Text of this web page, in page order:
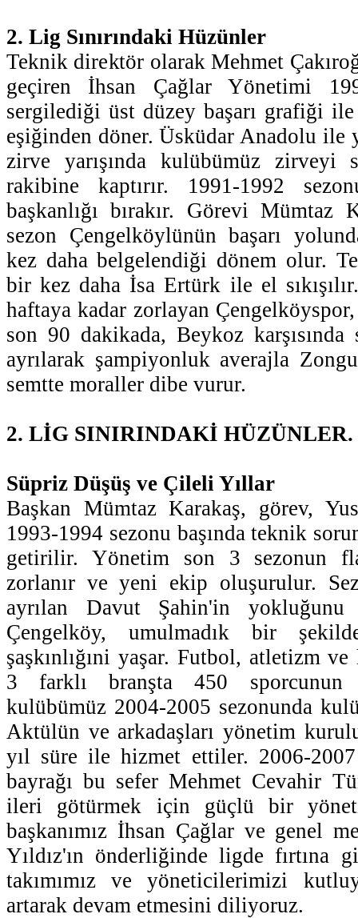
2. Lig Sınırındaki Hüzünler
Teknik direktör olarak Mehmet
geçiren İhsan Çağlar Yönetimi
sergilediği üst düzey başarı grafiği
eşiğinden döner. Üsküdar Anadolu ile
zirve yarışında kulübümüz zirveyi
rakibine kaptırır. 1991-1992
başkanlığı bırakır. Görevi Mümtaz
sezon Çengelköylünün başarı
kez daha belgelendiği dönem olur.
bir kez daha İsa Ertürk ile el
haftaya kadar zorlayan
son 90 dakikada, Beykoz karşısında
ayrılarak şampiyonluk averajla
semtte moraller dibe vurur.
2. LİG SINIRINDAKİ HÜZÜNLER.
Süpriz Düşüş ve Çileli Yıllar
Başkan Mümtaz Karakaş, görev,
1993-1994 sezonu başında teknik
getirilir. Yönetim son 3 sezonun
zorlanır ve yeni ekip oluşurulur.
ayrılan Davut Şahin'in yokluğunu
Çengelköy, umulmadık bir
şaşkınlığıni yaşar. Futbol, atletizm
3 farklı branşta 450 sporcunun
kulübümüz 2004-2005 sezonunda
Aktülün ve arkadaşları yönetim
yıl süre ile hizmet ettiler. 2006-
bayrağı bu sefer Mehmet Cevahir
ileri götürmek için güçlü bir
başkanımız İhsan Çağlar ve genel
Yıldız'ın önderliğinde ligde fırtına
takımımız ve yöneticilerimizi
artarak devam etmesini diliyoruz.